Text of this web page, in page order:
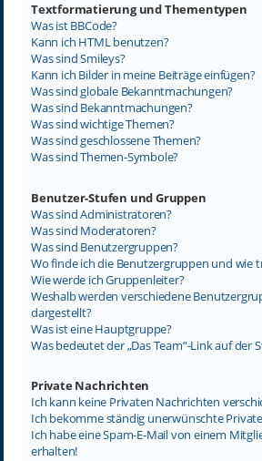
Textformatierung und Thementypen
Was ist BBCode?
Kann ich HTML benutzen?
Was sind Smileys?
Kann ich Bilder in meine Beiträge einfügen?
Was sind globale Bekanntmachungen?
Was sind Bekanntmachungen?
Was sind wichtige Themen?
Was sind geschlossene Themen?
Was sind Themen-Symbole?
Benutzer-Stufen und Gruppen
Was sind Administratoren?
Was sind Moderatoren?
Was sind Benutzergruppen?
Wo finde ich die Benutzergruppen und wie
Wie werde ich Gruppenleiter?
Weshalb werden verschiedene
dargestellt?
Was ist eine Hauptgruppe?
Was bedeutet der „Das Team“-Link auf der
Private Nachrichten
Ich kann keine Privaten Nachrichten
Ich bekomme ständig unerwünschte
Ich habe eine Spam-E-Mail von einem
erhalten!